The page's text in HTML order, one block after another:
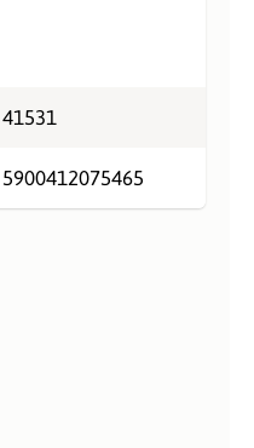
41531
5900412075465